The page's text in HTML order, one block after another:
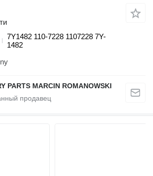
7Y1482 110-7228 1107228 7Y-
1482
PARTS MARCIN ROMANOWSKI